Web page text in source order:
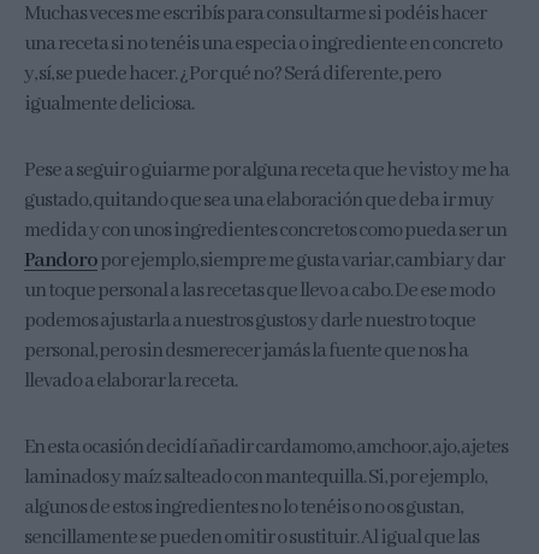
Muchas veces me escribís para consultarme si podéis hacer
una receta si no tenéis una especia o ingrediente en concreto
y, sí, se puede hacer. ¿Por qué no? Será diferente, pero
igualmente deliciosa.
Pese a seguir o guiarme por alguna receta que he visto y me ha
gustado, quitando que sea una elaboración que deba ir muy
medida y con unos ingredientes concretos como pueda ser un
Pandoropor ejemplo, siempre me gusta variar, cambiar y dar
un toque personal a las recetas que llevo a cabo. De ese modo
podemos ajustarla a nuestros gustos y darle nuestro toque
personal, pero sin desmerecer jamás la fuente que nos ha
llevado a elaborar la receta.
En esta ocasión decidí añadir cardamomo, amchoor, ajo, ajetes
laminados y maíz salteado con mantequilla. Si, por ejemplo,
algunos de estos ingredientes no lo tenéis o no os gustan,
sencillamente se pueden omitir o sustituir. Al igual que las